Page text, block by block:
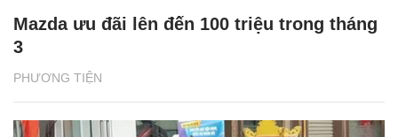
PHƯƠNG TIỆN
Mazda ưu đãi lên đến 100 triệu trong tháng
3